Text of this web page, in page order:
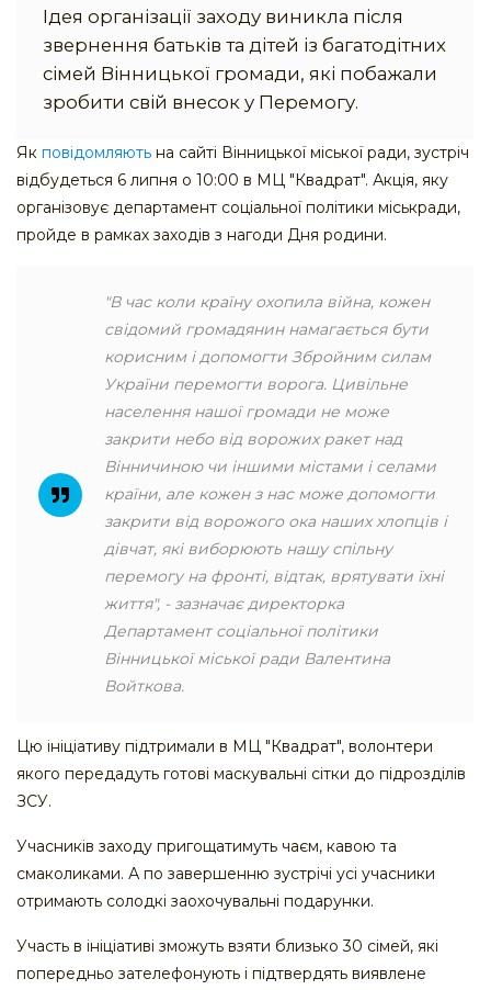
Ідея організації заходу виникла після
звернення батьків та дітей із багатодітних
сімей Вінницької громади, які побажали
зробити свій внесок у Перемогу.
Як повідомляють на сайті Вінницької міської ради, зустріч
відбудеться 6 липня о 10:00 в МЦ "Квадрат". Акція, яку
організовує департамент соціальної політики міськради,
пройде в рамках заходів з нагоди Дня родини.
"В час коли країну охопила війна, кожен
свідомий громадянин намагається бути
корисним і допомогти Збройним силам
України перемогти ворога. Цивільне
населення нашої громади не може
закрити небо від ворожих ракет над
Вінничиною чи іншими містами і селами
країни, але кожен з нас може допомогти
закрити від ворожого ока наших хлопців і
дівчат, які виборюють нашу спільну
перемогу на фронті, відтак, врятувати їхні
життя", - зазначає директорка
Департамент соціальної політики
Вінницької міської ради Валентина
Войткова.
Цю ініціативу підтримали в МЦ "Квадрат", волонтери
якого передадуть готові маскувальні сітки до підрозділів
ЗСУ.
Учасників заходу пригощатимуть чаєм, кавою та
смаколиками. А по завершенню зустрічі усі учасники
отримають солодкі заохочувальні подарунки.
Участь в ініціативі зможуть взяти близько 30 сімей, які
попередньо зателефонують і підтвердять виявлене